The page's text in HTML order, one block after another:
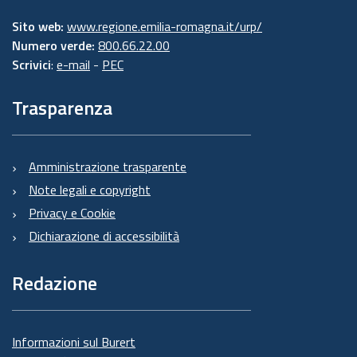
Sito web: www.regione.emilia-romagna.it/urp/
Numero verde: 800.66.22.00
Scrivici: e-mail - PEC
Trasparenza
Amministrazione trasparente
Note legali e copyright
Privacy e Cookie
Dichiarazione di accessibilità
Redazione
Informazioni sul Burert